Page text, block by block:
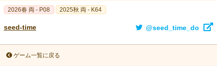
2026春 両 - P08 2025秋 両 - K64
seed-time @seed_time_do
ゲーム一覧に戻る